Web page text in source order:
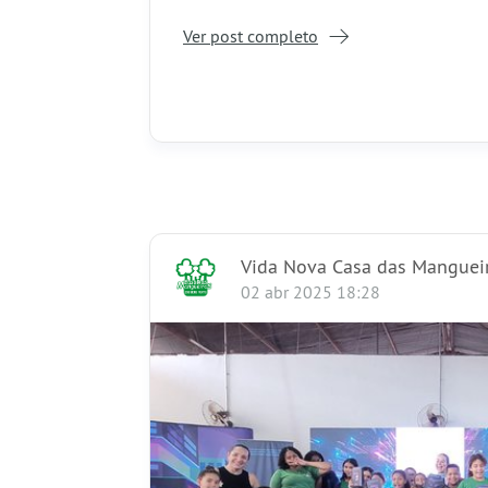
Ver post completo
Vida Nova Casa das
02 abr 2025 18:28